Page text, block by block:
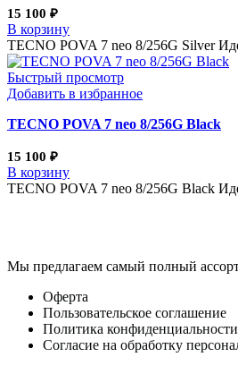
15 100 ₽
В корзину
TECNO POVA 7 neo 8/256G Silver
Быстрый просмотр
Добавить в избранное
TECNO POVA 7 neo 8/256G Black
15 100 ₽
В корзину
TECNO POVA 7 neo 8/256G Black
Мы предлагаем самый полный
Оферта
Пользовательское соглашение
Политика конфиденциальности
Согласие на обработку